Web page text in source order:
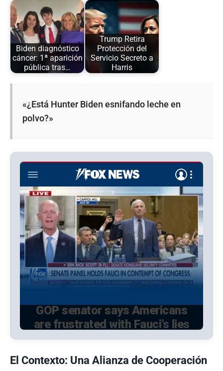
Biden diagnóstico
cáncer: 1ª aparición
pública tras…
Trump Retira
Protección del
Servicio Secreto a
Harris
«¿Está Hunter Biden esnifando leche en
polvo?»
El Contexto: Una Alianza de Cooperación